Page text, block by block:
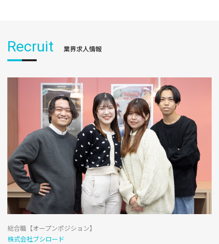
Recruit 業界求人情報
総合職【オープンポジション】
株式会社ブシロード